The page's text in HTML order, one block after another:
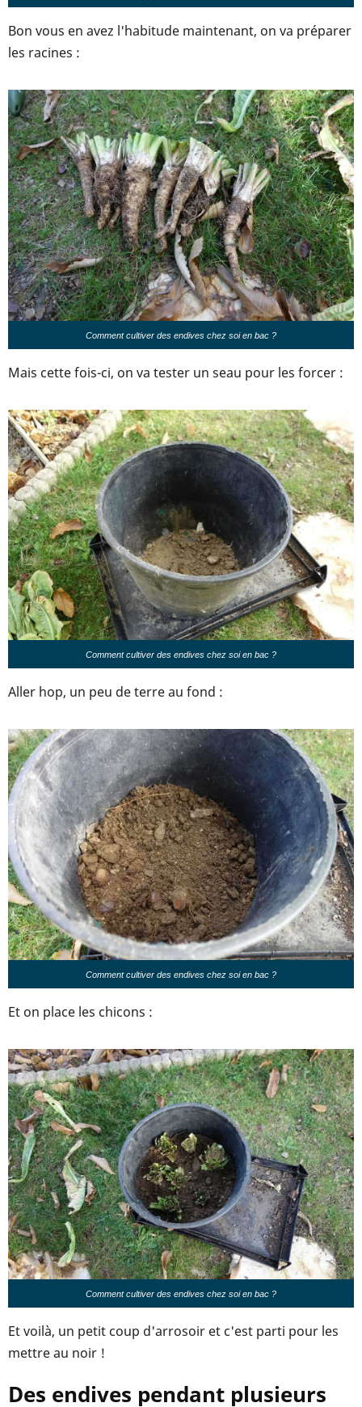
Bon vous en avez l'habitude maintenant, on va préparer
les racines :
Comment cultiver des endives chez soi en bac ?
Mais cette fois-ci, on va tester un seau pour les forcer :
Comment cultiver des endives chez soi en bac ?
Aller hop, un peu de terre au fond :
Comment cultiver des endives chez soi en bac ?
Et on place les chicons :
Comment cultiver des endives chez soi en bac ?
Et voilà, un petit coup d'arrosoir et c'est parti pour les
mettre au noir !
Des endives pendant plusieurs